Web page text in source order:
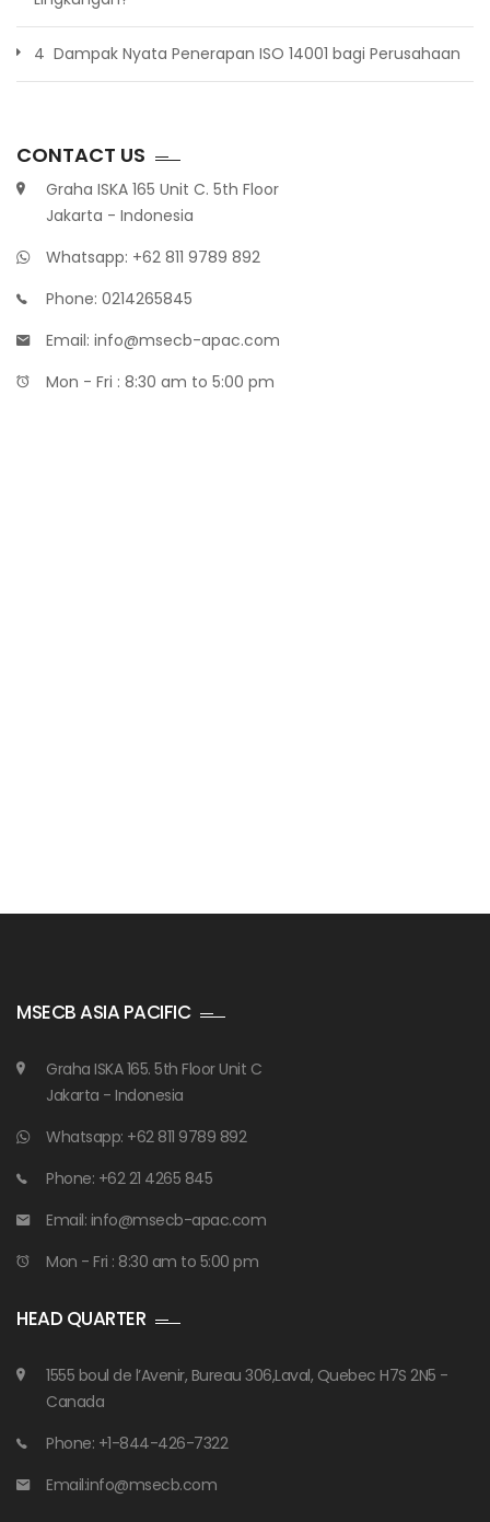
4 Dampak Nyata Penerapan ISO 14001 bagi Perusahaan
CONTACT US
Graha ISKA 165 Unit C. 5th Floor
Jakarta - Indonesia
Whatsapp: +62 811 9789 892
Phone: 0214265845
Email: info@msecb-apac.com
Mon - Fri : 8:30 am to 5:00 pm
MSECB ASIA PACIFIC
Graha ISKA 165. 5th Floor Unit C
Jakarta - Indonesia
Whatsapp: +62 811 9789 892
Phone: +62 21 4265 845
Email: info@msecb-apac.com
Mon - Fri : 8:30 am to 5:00 pm
HEAD QUARTER
1555 boul de l’Avenir, Bureau 306,Laval, Quebec H7S 2N5 -
Canada
Phone: +1-844-426-7322
Email:info@msecb.com